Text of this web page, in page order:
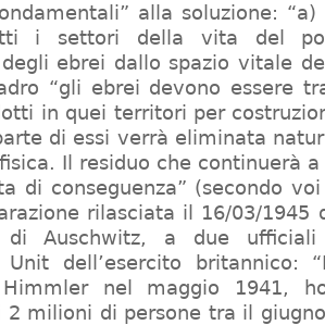
alla soluzione:
i settori della vita del
ebrei dallo spazio vitale
“gli ebrei devono essere
in quei territori per
di essi verrà eliminata
Il residuo che continuerà
di conseguenza” (secondo
rilasciata il 16/03/1945
di Auschwitz, a due
Unit dell’esercito britannico:
nel maggio 1941,
2 milioni di persone tra il